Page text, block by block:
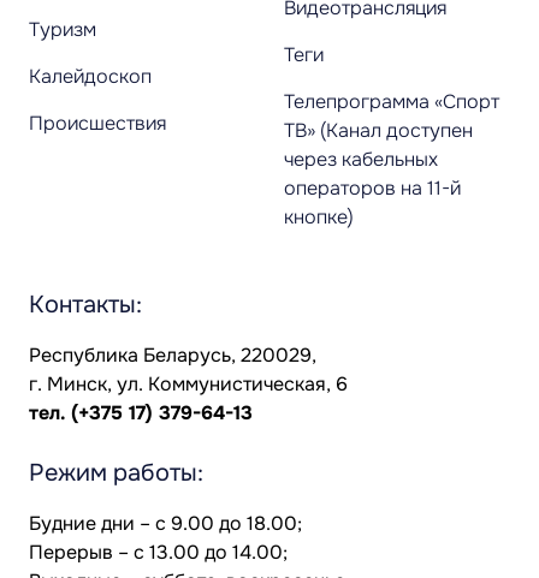
Туризм
Калейдоскоп
Происшествия
Видеотрансляция
Теги
Телепрограмма «Спорт
ТВ» (Канал доступен
через кабельных
операторов на 11-й
кнопке)
Контакты:
Республика Беларусь, 220029,
г. Минск, ул. Коммунистическая, 6
тел. (+375 17) 379-64-13
Режим работы:
Будние дни – с 9.00 до 18.00;
Перерыв – с 13.00 до 14.00;